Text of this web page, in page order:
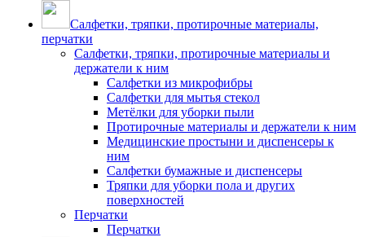
Салфетки, тряпки, протирочные материалы,
перчатки
Салфетки, тряпки, протирочные материалы и
держатели к ним
Салфетки из микрофибры
Салфетки для мытья стекол
Метёлки для уборки пыли
Протирочные материалы и держатели к ним
Медицинские простыни и диспенсеры к
ним
Салфетки бумажные и диспенсеры
Тряпки для уборки пола и других
поверхностей
Перчатки
Перчатки